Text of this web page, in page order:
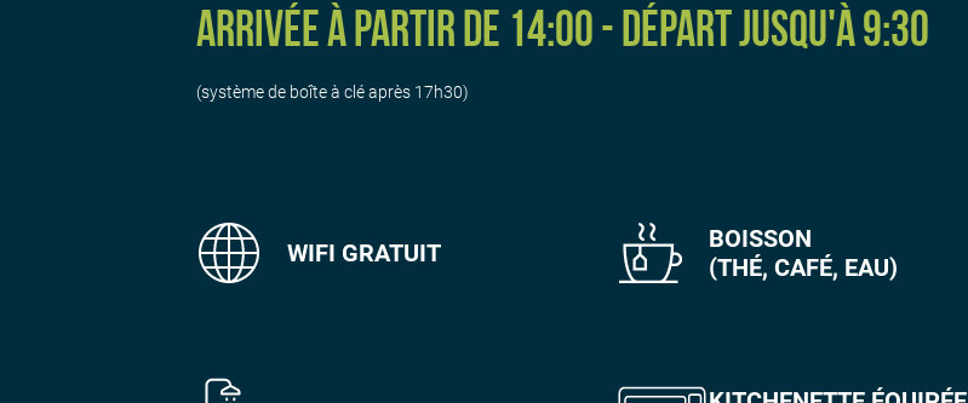
Arrivée à partir de 14:00 - Départ jusqu'à 9:30
(système de boîte à clé après 17h30)
WIFI GRATUIT
BOISSON
(THÉ, CAFÉ, EAU)